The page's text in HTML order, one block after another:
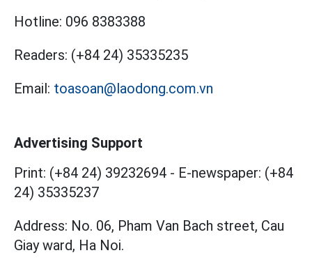
Hotline: 096 8383388
Readers: (+84 24) 35335235
Email: toasoan@laodong.com.vn
Advertising Support
Print: (+84 24) 39232694 - E-newspaper: (+84
24) 35335237
Address: No. 06, Pham Van Bach street, Cau
Giay ward, Ha Noi.